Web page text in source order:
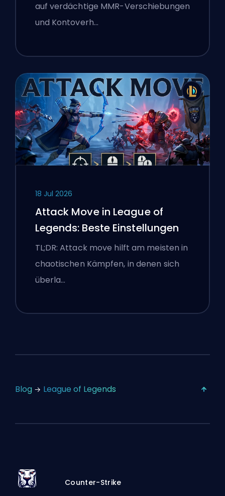
auf verdächtige MMR-Verschiebungen
und Kontoverh…
18 Jul 2026
Attack Move in League of
Legends: Beste Einstellungen
TL;DR: Attack move hilft am meisten in
chaotischen Kämpfen, in denen sich
überla…
Blog League of Legends
Counter-Strike